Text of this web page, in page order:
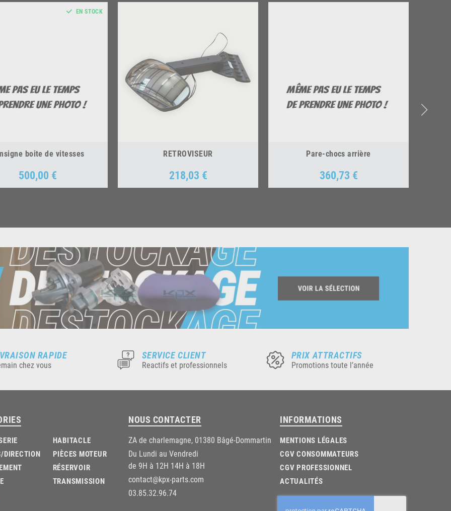
boite de vitesses
Prix
500,00 €
EN STOCK
RETROVISEUR
Prix
218,03 €
Pare-chocs arrière
Prix
360,73 €
RAPIDE
chez vous
SERVICE CLIENT
Reactifs et professionnels
PRIX ATTRACTIFS
Promotions toute l’année
DIRECTION
HABITACLE
PIÈCES MOTEUR
RÉSERVOIR
TRANSMISSION
NOUS CONTACTER
ZA de charlemagne, 01380 Bâgé-Dommartin
Du Lundi au Vendredi
de 9H à 12H 14H à 18H
contact@kpx-parts.com
03.85.32.96.74
INFORMATIONS
MENTIONS LÉGALES
CGV CONSOMMATEURS
CGV PROFESSIONNEL
ACTUALITÉS